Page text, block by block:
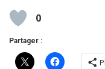
0
Partager :